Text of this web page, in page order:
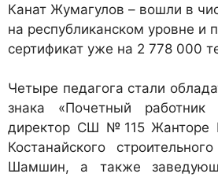
Канат Жумагулов – вошли в
на республиканском уровне и
сертификат уже на 2 778 000
Четыре педагога стали
знака «Почетный работник
директор СШ №115 Жанторе
Костанайского
Шамшин, а также